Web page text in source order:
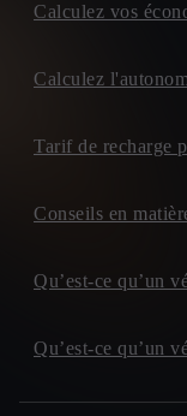
Calculez vos
Calculez
Tarif de recharge
Conseils en
Qu’est-ce qu’un
Qu’est-ce qu’un